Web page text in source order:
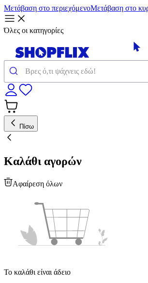
Μετάβαση στο περιεχόμενοΜετάβαση στο
Όλες οι κατηγορίες
Πίσω
Καλάθι αγορών
Αφαίρεση όλων
Το καλάθι είναι άδειο